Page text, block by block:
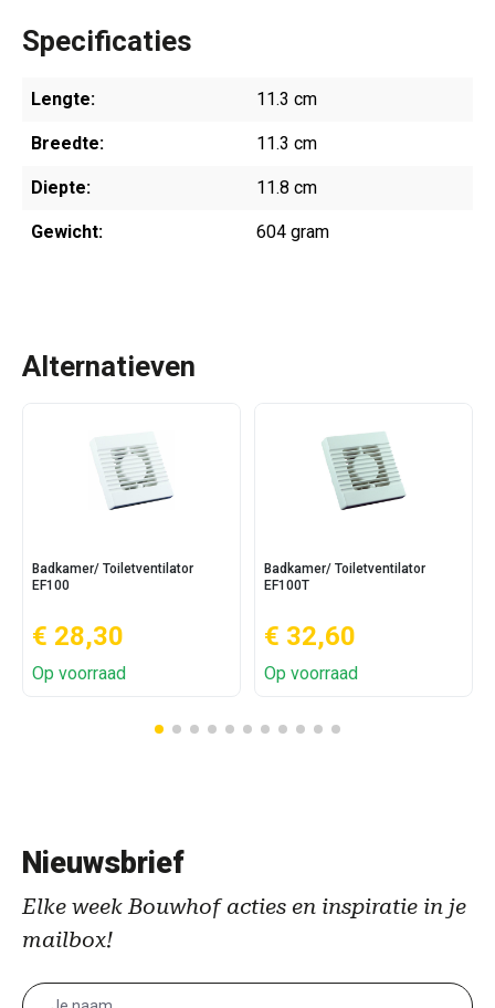
Specificaties
Lengte: 11.3 cm
Breedte: 11.3 cm
Diepte: 11.8 cm
Gewicht: 604 gram
Alternatieven
Badkamer/ Toiletventilator
EF100
€ 28,30
Op voorraad
Badkamer/ Toiletventilator
EF100T
€ 32,60
Op voorraad
Nieuwsbrief
Elke week Bouwhof acties en inspiratie in je
mailbox!